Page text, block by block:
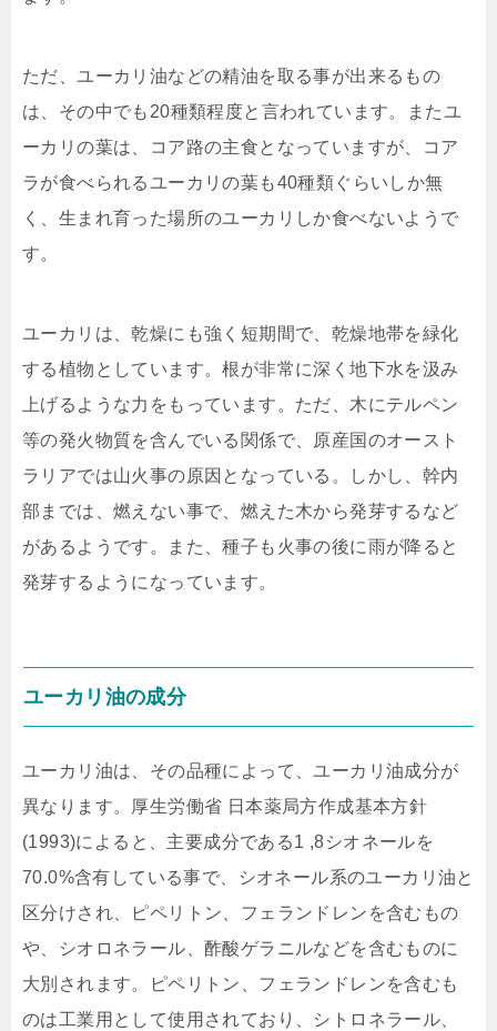
ただ、ユーカリ油などの精油を取る事が出来るもの
は、その中でも20種類程度と言われています。またユ
ーカリの葉は、コア路の主食となっていますが、コア
ラが食べられるユーカリの葉も40種類ぐらいしか無
く、生まれ育った場所のユーカリしか食べないようで
す。
ユーカリは、乾燥にも強く短期間で、乾燥地帯を緑化
する植物としています。根が非常に深く地下水を汲み
上げるような力をもっています。ただ、木にテルペン
等の発火物質を含んでいる関係で、原産国のオースト
ラリアでは山火事の原因となっている。しかし、幹内
部までは、燃えない事で、燃えた木から発芽するなど
があるようです。また、種子も火事の後に雨が降ると
発芽するようになっています。
ユーカリ油の成分
ユーカリ油は、その品種によって、ユーカリ油成分が
異なります。厚生労働省 日本薬局方作成基本方針
(1993)によると、主要成分である1 ,8シオネールを
70.0%含有している事で、シオネール系のユーカリ油と
区分けされ、ピペリトン、フェランドレンを含むもの
や、シオロネラール、酢酸ゲラニルなどを含むものに
大別されます。ピペリトン、フェランドレンを含むも
のは工業用として使用されており、シトロネラール、